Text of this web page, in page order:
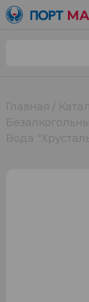
Главная
Вода